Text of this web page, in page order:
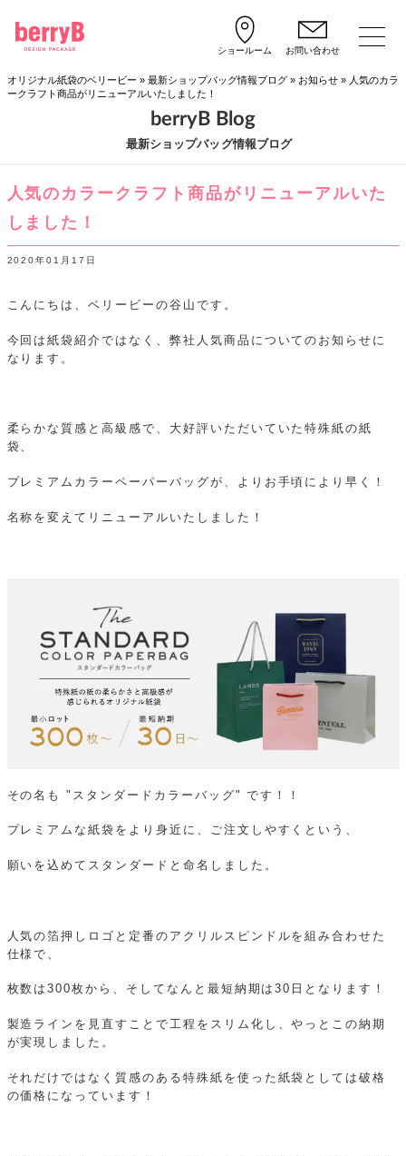
ショールーム お問い合わせ
オリジナル紙袋のベリービー » 最新ショップバッグ情報ブログ» お知らせ» 人気のカラ
ークラフト商品がリニューアルいたしました！
最新ショップバッグ情報ブログ
berryB Blog
人気のカラークラフト商品がリニューアルいた
しました！
2020年01月17日
こんにちは、ベリービーの谷山です。
今回は紙袋紹介ではなく、弊社人気商品についてのお知らせに
なります。
柔らかな質感と高級感で、大好評いただいていた特殊紙の紙
袋、
プレミアムカラーペーパーバッグが、よりお手頃により早く！
名称を変えてリニューアルいたしました！
その名も "スタンダードカラーバッグ" です！！
プレミアムな紙袋をより身近に、ご注文しやすくという、
願いを込めてスタンダードと命名しました。
人気の箔押しロゴと定番のアクリルスピンドルを組み合わせた
仕様で、
枚数は300枚から、そしてなんと最短納期は30日となります！
製造ラインを見直すことで工程をスリム化し、やっとこの納期
が実現しました。
それだけではなく質感のある特殊紙を使った紙袋としては破格
の価格になっています！